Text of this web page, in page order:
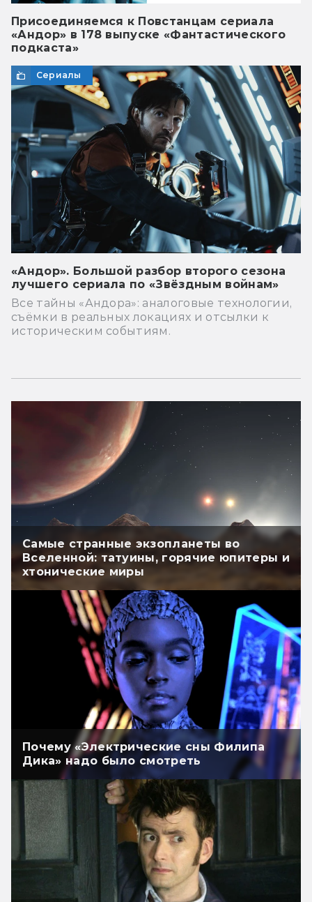
Присоединяемся к Повстанцам сериала
«Андор» в 178 выпуске «Фантастического
подкаста»
Сериалы
«Андор». Большой разбор второго сезона
лучшего сериала по «Звёздным войнам»
Все тайны «Андора»: аналоговые технологии,
съёмки в реальных локациях и отсылки к
историческим событиям.
Самые странные экзопланеты во
Вселенной: татуины, горячие юпитеры и
хтонические миры
Почему «Электрические сны Филипа
Дика» надо было смотреть